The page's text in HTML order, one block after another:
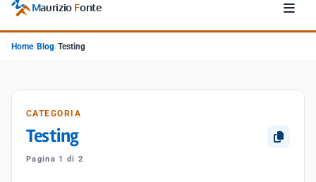
Maurizio Fonte
Home/ Blog/Testing
CATEGORIA
Testing
Pagina 1 di 2